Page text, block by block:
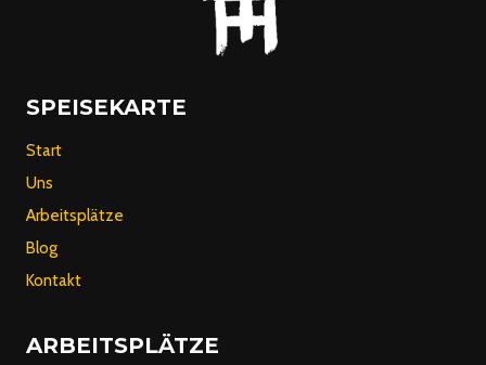
SPEISEKARTE
Start
Uns
Arbeitsplätze
Blog
Kontakt
ARBEITSPLÄTZE